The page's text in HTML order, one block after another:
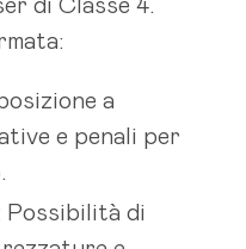
di Classe 4.
a
e penali per
Possibilità di